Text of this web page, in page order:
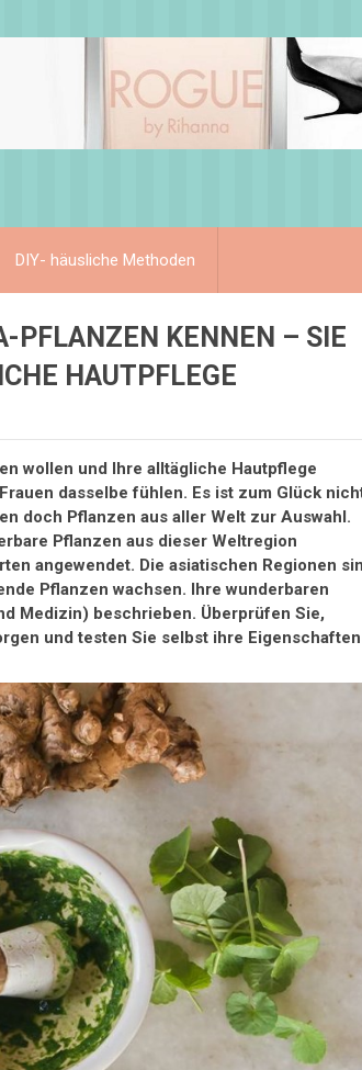
DIY- häusliche Methoden
PFLANZEN KENNEN – SIE
HAUTPFLEGE
wollen und Ihre alltägliche Hautpflege
dasselbe fühlen. Es ist zum Glück
doch Pflanzen aus aller Welt zur Auswahl.
Pflanzen aus dieser Weltregion
angewendet. Die asiatischen Regionen
Pflanzen wachsen. Ihre wunderbaren
Medizin) beschrieben. Überprüfen Sie,
und testen Sie selbst ihre